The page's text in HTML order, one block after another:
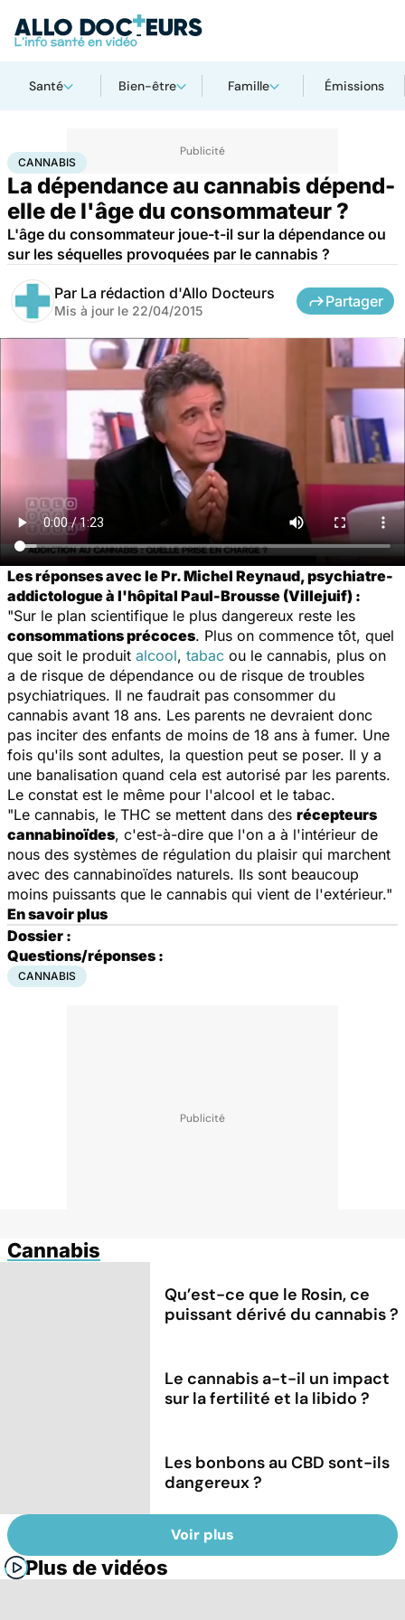
Santé Bien-être Famille Émissions
AccueilSanté Cannabis
CANNABIS
La dépendance au cannabis dépend-
elle de l'âge du consommateur ?
L'âge du consommateur joue-t-il sur la dépendance ou
sur les séquelles provoquées par le cannabis ?
Par La rédaction d'Allo Docteurs
Mis à jour le 22/04/2015
Partager
Les réponses avec le Pr. Michel Reynaud, psychiatre-
addictologue à l'hôpital Paul-Brousse (Villejuif) :
"Sur le plan scientifique le plus dangereux reste les
consommations précoces. Plus on commence tôt, quel
que soit le produit alcool, tabac ou le cannabis, plus on
a de risque de dépendance ou de risque de troubles
psychiatriques. Il ne faudrait pas consommer du
cannabis avant 18 ans. Les parents ne devraient donc
pas inciter des enfants de moins de 18 ans à fumer. Une
fois qu'ils sont adultes, la question peut se poser. Il y a
une banalisation quand cela est autorisé par les parents.
Le constat est le même pour l'alcool et le tabac.
"Le cannabis, le THC se mettent dans des récepteurs
cannabinoïdes, c'est-à-dire que l'on a à l'intérieur de
nous des systèmes de régulation du plaisir qui marchent
avec des cannabinoïdes naturels. Ils sont beaucoup
moins puissants que le cannabis qui vient de l'extérieur."
En savoir plus
Dossier :
Questions/réponses :
CANNABIS
Cannabis
Qu’est-ce que le Rosin, ce
puissant dérivé du cannabis ?
Le cannabis a-t-il un impact
sur la fertilité et la libido ?
Les bonbons au CBD sont-ils
dangereux ?
Voir plus
Plus de vidéos